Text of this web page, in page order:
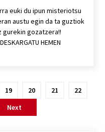
euki du ipun misteriotsu
austu egin da ta guztiok
gozatzera!!
HEMEN
19 20 21
22
Next